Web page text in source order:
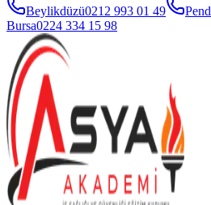
Beylikdüzü0212 993 01 49
Bursa0224 334 15 98